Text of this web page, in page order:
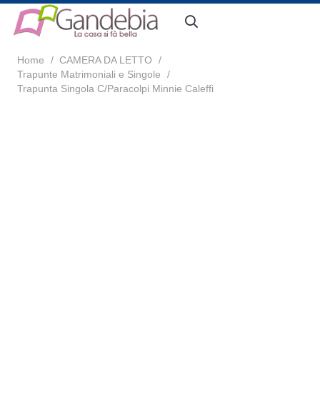
Home / CAMERA DA LETTO
/
Trapunte Matrimoniali e Singole
/
Trapunta Singola C/Paracolpi Minnie Caleffi